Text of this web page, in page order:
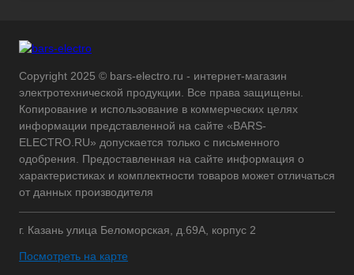
Copyright 2025 © bars-electro.ru - интернет-магазин
электротехнической продукции. Все права защищены.
Копирование и использование в коммерческих целях
информации представленной на сайте «BARS-
ELECTRO.RU» допускается только с письменного
одобрения. Предоставленная на сайте информация о
характеристиках и комплектности товаров может отличаться
от данных производителя
г. Казань улица Беломорская, д.69А, корпус 2
Посмотреть на карте